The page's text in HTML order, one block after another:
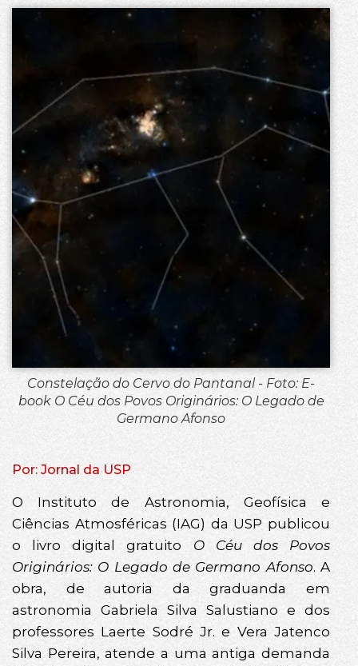
Constelação do Cervo do Pantanal - Foto: E-
book O Céu dos Povos Originários: O Legado de
Germano Afonso
Por: Jornal da USP
O Instituto de Astronomia, Geofísica e
Ciências Atmosféricas (IAG) da USP publicou
o livro digital gratuito O Céu dos Povos
Originários: O Legado de Germano Afonso. A
obra, de autoria da graduanda em
astronomia Gabriela Silva Salustiano e dos
professores Laerte Sodré Jr. e Vera Jatenco
Silva Pereira, atende a uma antiga demanda